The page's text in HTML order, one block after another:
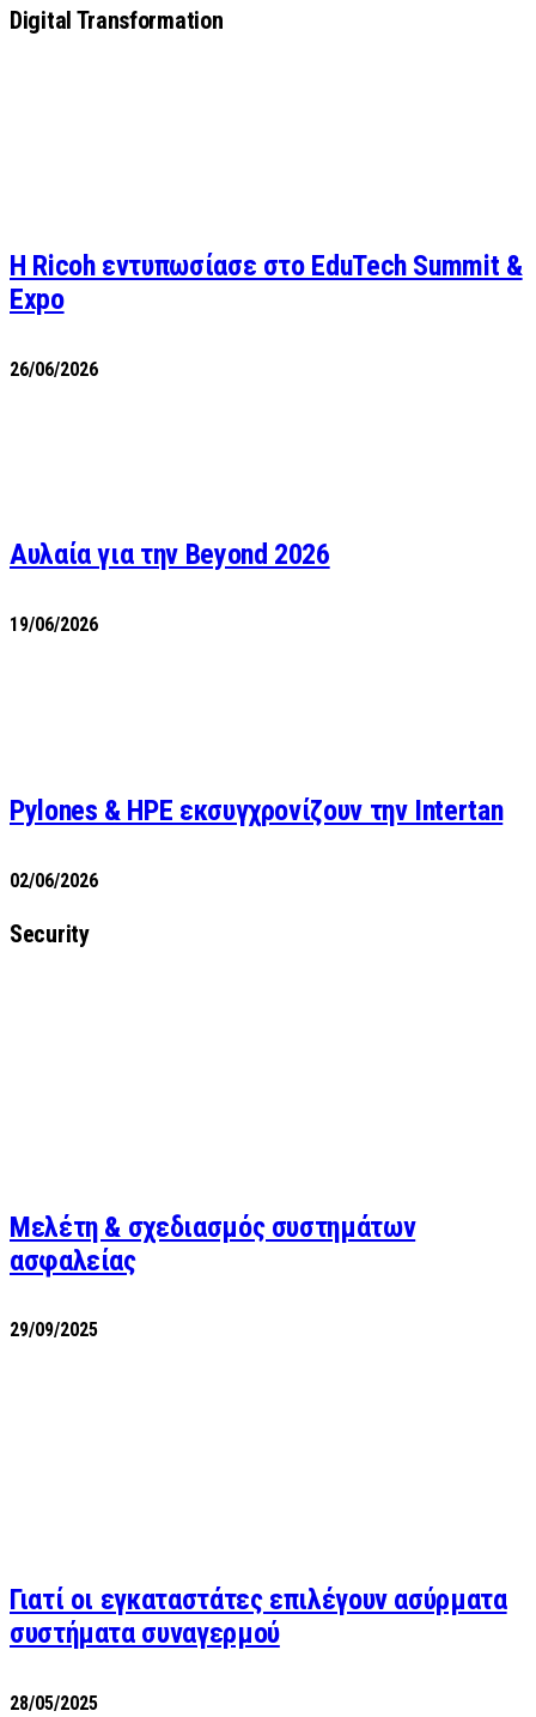
Digital Transformation
Η Ricoh εντυπωσίασε στο EduTech Summit &
Expo
26/06/2026
Αυλαία για την Beyond 2026
19/06/2026
Pylones & HPE εκσυγχρονίζουν την Intertan
02/06/2026
Security
Μελέτη & σχεδιασμός συστημάτων
ασφαλείας
29/09/2025
Γιατί οι εγκαταστάτες επιλέγουν ασύρματα
συστήματα συναγερμού
28/05/2025